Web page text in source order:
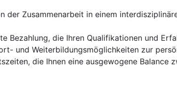
der Zusammenarbeit in einem
Bezahlung, die Ihren Qualifikationen und
und Weiterbildungsmöglichkeiten zur
die Ihnen eine ausgewogene Balance